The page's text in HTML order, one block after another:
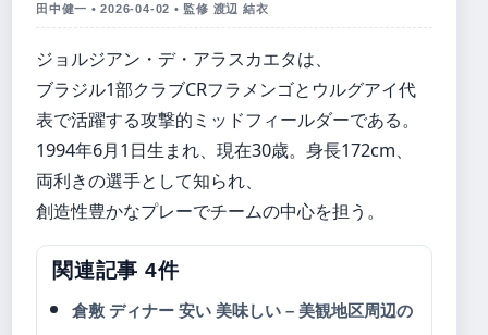
田中健一 • 2026-04-02 • 監修 渡辺 結衣
ジョルジアン・デ・アラスカエタは、
ブラジル1部クラブCRフラメンゴとウルグアイ代
表で活躍する攻撃的ミッドフィールダーである。
1994年6月1日生まれ、現在30歳。身長172cm、
両利きの選手として知られ、
創造性豊かなプレーでチームの中心を担う。
関連記事 4件
倉敷 ディナー 安い 美味しい – 美観地区周辺の